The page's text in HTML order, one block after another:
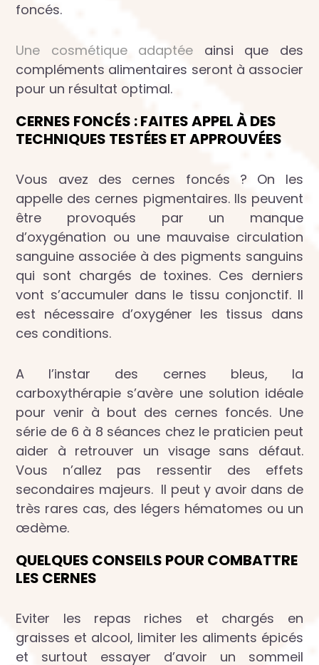
foncés.
Une cosmétique adaptée ainsi que des
compléments alimentaires seront à associer
pour un résultat optimal.
CERNES FONCÉS : FAITES APPEL À DES
TECHNIQUES TESTÉES ET APPROUVÉES
Vous avez des cernes foncés ? On les
appelle des cernes pigmentaires. Ils peuvent
être provoqués par un manque
d’oxygénation ou une mauvaise circulation
sanguine associée à des pigments sanguins
qui sont chargés de toxines. Ces derniers
vont s’accumuler dans le tissu conjonctif. Il
est nécessaire d’oxygéner les tissus dans
ces conditions.
A l’instar des cernes bleus, la
carboxythérapie s’avère une solution idéale
pour venir à bout des cernes foncés. Une
série de 6 à 8 séances chez le praticien peut
aider à retrouver un visage sans défaut.
Vous n’allez pas ressentir des effets
secondaires majeurs. Il peut y avoir dans de
très rares cas, des légers hématomes ou un
œdème.
QUELQUES CONSEILS POUR COMBATTRE
LES CERNES
Eviter les repas riches et chargés en
graisses et alcool, limiter les aliments épicés
et surtout essayer d’avoir un sommeil